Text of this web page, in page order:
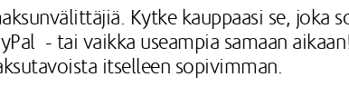
Kytke kauppaasi se, joka
- tai vaikka useampia samaan
itselleen sopivimman.